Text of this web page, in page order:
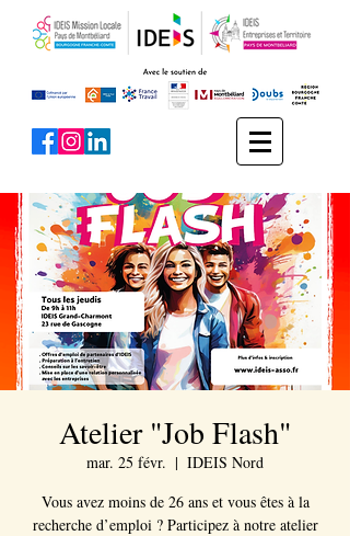
Atelier "Job Flash"
mar. 25 févr.
  |
IDEIS Nord
Vous avez moins de 26 ans et vous êtes à la
recherche d’emploi ? Participez à notre atelier